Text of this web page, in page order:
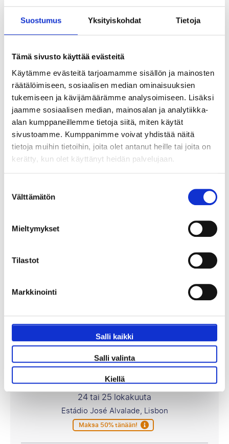
Suostumus Yksityiskohdat Tietoja
Tämä sivusto käyttää evästeitä
Käytämme evästeitä tarjoamamme sisällön ja mainosten
räätälöimiseen, sosiaalisen median ominaisuuksien
tukemiseen ja kävijämäärämme analysoimiseen. Lisäksi
jaamme sosiaalisen median, mainosalan ja analytiikka-
alan kumppaneillemme tietoja siitä, miten käytät
sivustoamme. Kumppanimme voivat yhdistää näitä
tietoja muihin tietoihin, joita olet antanut heille tai joita on
kerätty, kun olet käyttänyt heidän palvelujaan.
valinta
Välttämätön
Mieltymykset
Tilastot
Markkinointi
Salli kaikki
Salli valinta
Kiellä
Katso paketteja
Sporting CP - FC Arouca
214 €
Sporting CP - Académico de Viseu
24 tai 25 lokakuuta
Estádio José Alvalade, Lisbon
Maksa 50% tänään!